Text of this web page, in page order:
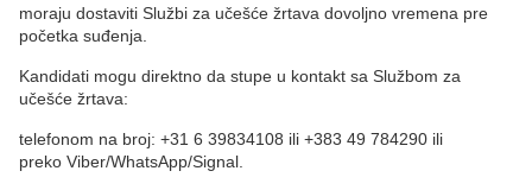
moraju dostaviti Službi za učešće žrtava dovoljno vremena pre
početka suđenja.
Kandidati mogu direktno da stupe u kontakt sa Službom za
učešće žrtava:
telefonom na broj: +31 6 39834108 ili +383 49 784290 ili
preko Viber/WhatsApp/Signal.